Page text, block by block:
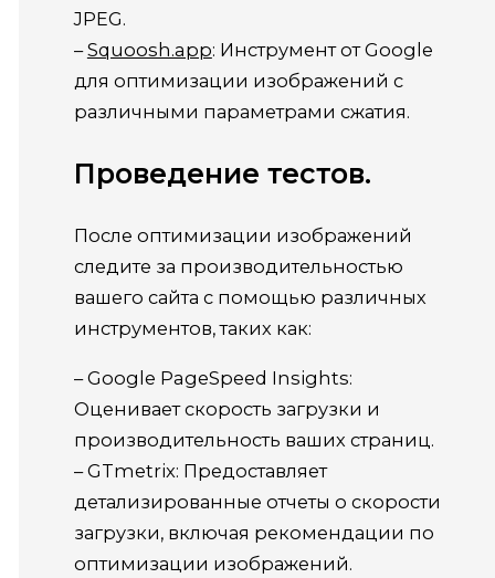
JPEG.
–Squoosh.app: Инструмент от Google
для оптимизации изображений с
различными параметрами сжатия.
Проведение тестов.
После оптимизации изображений
следите за производительностью
вашего сайта с помощью различных
инструментов, таких как:
– Google PageSpeed Insights:
Оценивает скорость загрузки и
производительность ваших страниц.
– GTmetrix: Предоставляет
детализированные отчеты о скорости
загрузки, включая рекомендации по
оптимизации изображений.